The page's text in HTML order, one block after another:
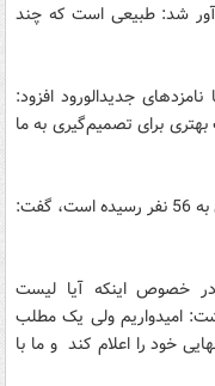
شد: طبیعی است که چند
جدیدالورود افزود:
برای تصمیم‌گیری به ما
وی در پاسخ به این پرسش که آیا لیست تهران به 56 نفر رسیده است، گفت:
در خصوص اینکه آیا لیست
داشت: امیدواریم ولی یک مطلب
خود را اعلام کند و ما با